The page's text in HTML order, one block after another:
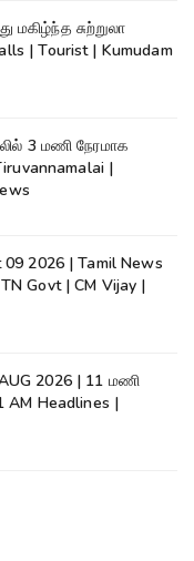
மகிழ்ந்த சுற்றுலா
| Tourist | Kumudam
3 மணி நேரமாக
|
2026 | Tamil News
Govt | CM Vijay |
2026 | 11 மணி
AM Headlines |